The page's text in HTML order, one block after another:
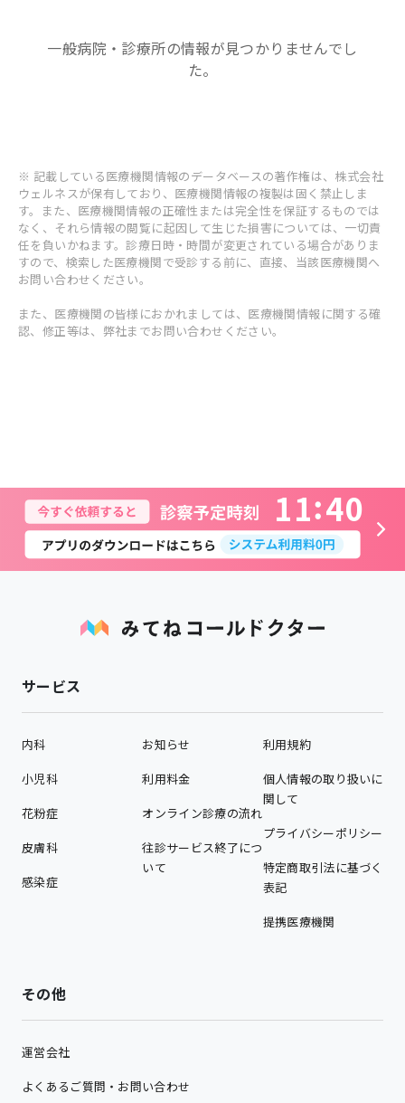
一般病院・診療所の情報が見つかりませんでし
た。
※ 記載している医療機関情報のデータベースの著作権は、株式会社
ウェルネスが保有しており、医療機関情報の複製は固く禁止しま
す。また、医療機関情報の正確性または完全性を保証するものでは
なく、それら情報の閲覧に起因して生じた損害については、一切責
任を負いかねます。診療日時・時間が変更されている場合がありま
すので、検索した医療機関で受診する前に、直接、当該医療機関へ
お問い合わせください。
また、医療機関の皆様におかれましては、医療機関情報に関する確
認、修正等は、弊社までお問い合わせください。
11 40
サービス
内科
小児科
花粉症
皮膚科
感染症
お知らせ
利用料金
オンライン診療の流れ
往診サービス終了につ
いて
利用規約
個人情報の取り扱いに
関して
プライバシーポリシー
特定商取引法に基づく
表記
提携医療機関
その他
運営会社
よくあるご質問・お問い合わせ